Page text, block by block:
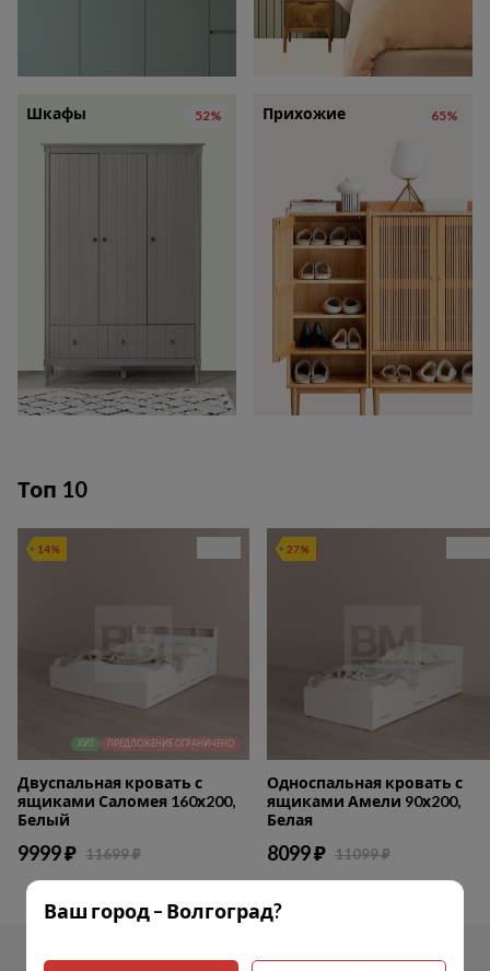
Шкафы 52% Прихожие 65%
Топ 10
14%
ХИТ ПРЕДЛОЖЕНИЕ ОГРАНИЧЕНО
Двуспальная кровать с
ящиками Саломея 160х200,
Белый
9999 ₽ 11699 ₽
27%
Односпальная кровать с
ящиками Амели 90х200,
Белая
8099 ₽ 11099 ₽
Ваш город – Волгоград?